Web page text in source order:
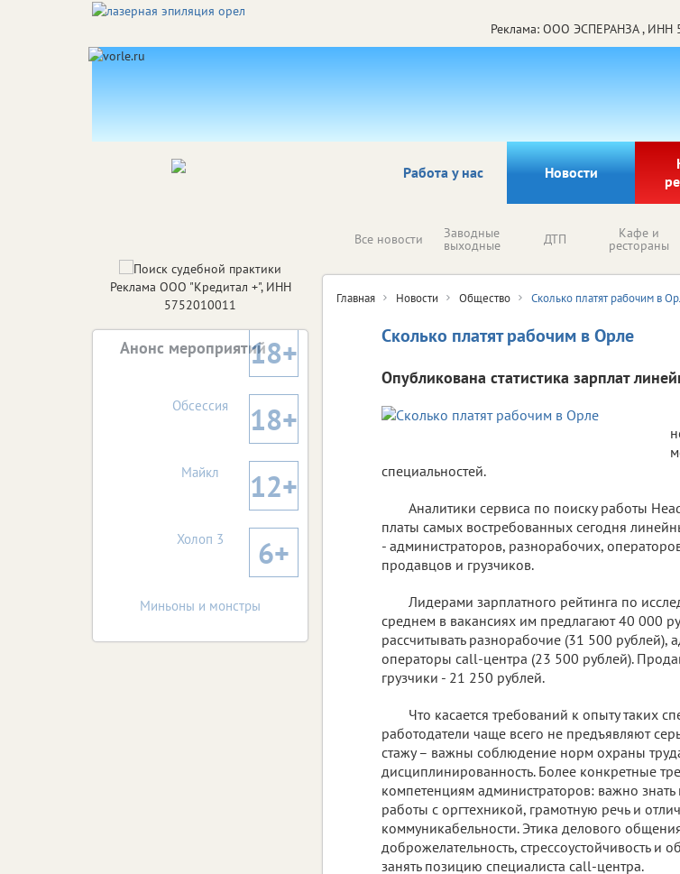
Реклама: ООО ЭСПЕРАНЗА , ИНН
Работа у нас Новости
Все новости Заводные
выходные ДТП Кафе и
рестораны
Главная Новости Общество Сколько платят рабочим в
Сколько платят рабочим в Орле
Опубликована статистика зарплат
специальностей.
Аналитики сервиса по поиску работы
платы самых востребованных сегодня
- администраторов, разнорабочих,
продавцов и грузчиков.
Лидерами зарплатного рейтинга по
среднем в вакансиях им предлагают 40 000
рассчитывать разнорабочие (31 500 рублей),
операторы call-центра (23 500 рублей).
грузчики - 21 250 рублей.
Что касается требований к опыту таких
работодатели чаще всего не предъявляют
стажу – важны соблюдение норм охраны
дисциплинированность. Более конкретные
компетенциям администраторов: важно
работы с оргтехникой, грамотную речь и
коммуникабельности. Этика делового
доброжелательность, стрессоустойчивость и
занять позицию специалиста call-центра.
Реклама ООО "Кредитал +", ИНН
5752010011
Анонс мероприятий18+
Обсессия 18+
Майкл 12+
Холоп 3 6+
Миньоны и монстры